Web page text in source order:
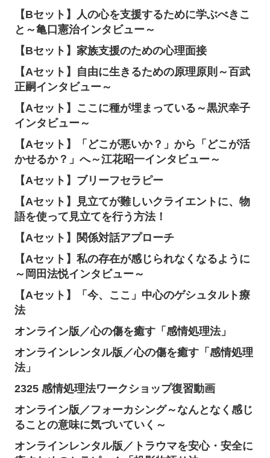
【Bセット】人の心を支援するために学ぶべきこ
と～亀口憲治インタビュー～
【Bセット】家族支援のための心理面接
【Aセット】自由に生きるための原理原則～百武
正嗣インタビュー～
【Aセット】ここに種が埋まっている～黒沢幸子
インタビュー～
【Aセット】「どこが悪いか？」から「どこが活
かせるか？」へ～江花昭一インタビュー～
【Aセット】ブリーフセラピー
【Aセット】見立てが難しいクライエントに、物
語を使って見立てを行う方法！
【Aセット】関係対話アプローチ
【Aセット】私の存在が感じられなくなるように
～岡田法悦インタビュー～
【Aセット】「今、ここ」中心のゲシュタルト療
法
オンライン版／心の傷を癒す「感情処理法」
オンラインレンタル版／心の傷を癒す「感情処理
法」
2325 感情処理法ワークショップ復習動画
オンライン版／フォーカシング～なんとなく感じ
ることの意味に気づいていく～
オンラインレンタル版／トラウマを安心・安全に